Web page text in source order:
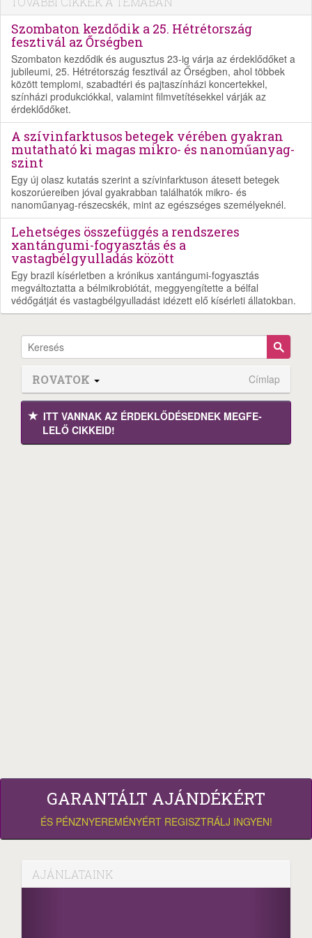
Szombaton kezdődik a 25. Hétrétország
fesztivál az Őrségben
Szombaton kezdődik és augusztus 23-ig várja az érdeklődőket a
jubileumi, 25. Hétrétország fesztivál az Őrségben, ahol többek
között templomi, szabadtéri és pajtaszínházi koncertekkel,
színházi produkciókkal, valamint filmvetítésekkel várják az
érdeklődőket.
A szívinfarktusos betegek vérében gyakran
mutatható ki magas mikro- és nanoműanyag-
szint
Egy új olasz kutatás szerint a szívinfarktuson átesett betegek
koszorúereiben jóval gyakrabban találhatók mikro- és
nanoműanyag-részecskék, mint az egészséges személyeknél.
Lehetséges összefüggés a rendszeres
xantángumi-fogyasztás és a
vastagbélgyulladás között
Egy brazil kísérletben a krónikus xantángumi-fogyasztás
megváltoztatta a bélmikrobiótát, meggyengítette a bélfal
védőgátját és vastagbélgyulladást idézett elő kísérleti állatokban.
ROVATOK Címlap
ITT VANNAK AZ ÉRDEK­LŐDÉ­SEDNEK MEGFE­
LELŐ CIKKEID!
GARANTÁLT AJÁNDÉKÉRT
ÉS PÉNZNYEREMÉNYÉRT REGISZTRÁLJ INGYEN!
AJÁNLATAINK